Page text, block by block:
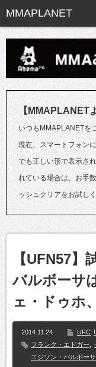
【MMAPLANET
いつもMMAPLANETを
現在、スマートフォン
でも正しい形で表示さ
れている場合は、お手
ッシュクリアをお試しく
【UFN57】
バルボーサ
ェ・ドゥホ
2014.11.24 UFC
フランク・エドガー
エジソン・バルボーサ